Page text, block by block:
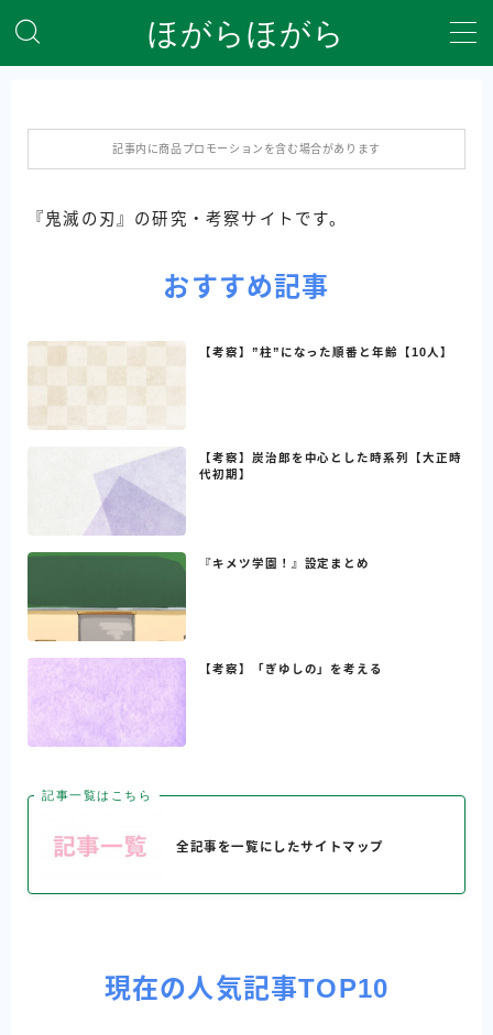
ほがらほがら
プライバシーポリシー
全記事を一覧にしたサイトマップ
記事内に商品プロモーションを含む場合があります
『鬼滅の刃』の研究・考察サイトです。
おすすめ記事
【考察】”柱”になった順番と年齢【10人】
【考察】炭治郎を中心とした時系列【大正時
代初期】
『キメツ学園！』設定まとめ
【考察】「ぎゆしの」を考える
記事一覧はこちら
全記事を一覧にしたサイトマップ
現在の人気記事TOP10